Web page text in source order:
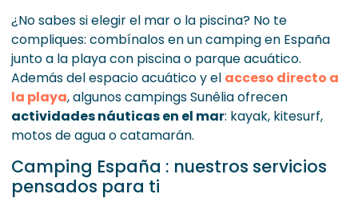
¿No sabes si elegir el mar o la piscina? No te
compliques: combínalos en un camping en España
junto a la playa con piscina o parque acuático.
Además del espacio acuático y el acceso directo a
la playa, algunos campings Sunêlia ofrecen
actividades náuticas en el mar: kayak, kitesurf,
motos de agua o catamarán.
Camping España : nuestros servicios
pensados para ti